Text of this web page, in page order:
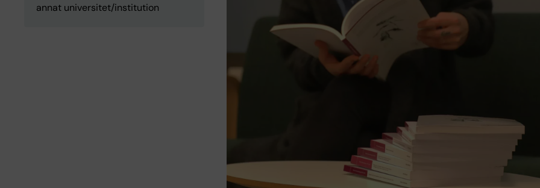
annat universitet/institution